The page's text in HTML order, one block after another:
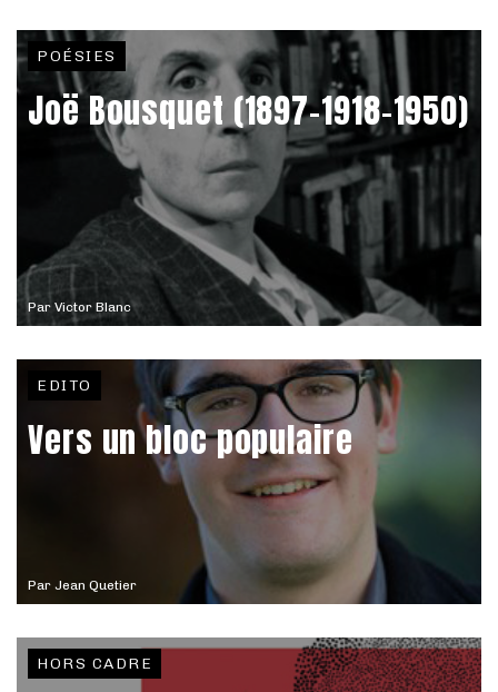
Par Victor Blanc
POÉSIES
Joë Bousquet (1897-1918-1950)
Par Jean Quetier
EDITO
Vers un bloc populaire
HORS CADRE